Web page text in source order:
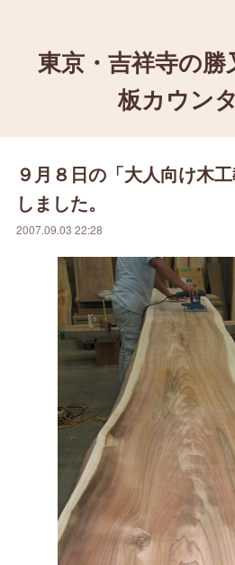
東京・吉祥寺の勝
板カウンタ
９月８日の「大人向け木
しました。
2007.09.03 22:28